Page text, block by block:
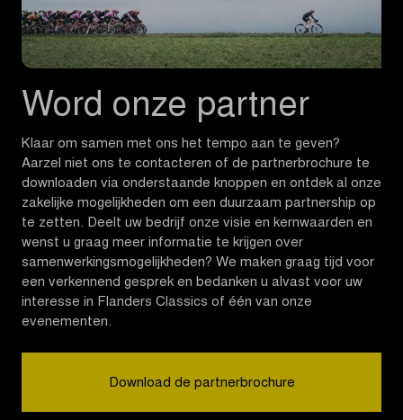
Word onze partner
Klaar om samen met ons het tempo aan te geven?
Aarzel niet ons te contacteren of de partnerbrochure te
downloaden via onderstaande knoppen en ontdek al onze
zakelijke mogelijkheden om een duurzaam partnership op
te zetten. Deelt uw bedrijf onze visie en kernwaarden en
wenst u graag meer informatie te krijgen over
samenwerkingsmogelijkheden? We maken graag tijd voor
een verkennend gesprek en bedanken u alvast voor uw
interesse in Flanders Classics of één van onze
evenementen.
Download de partnerbrochure